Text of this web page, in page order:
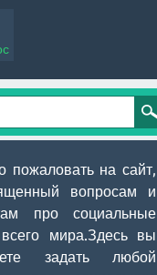
пожаловать на сайт,
вопросам и
про социальные
мира.Здесь вы
задать любой